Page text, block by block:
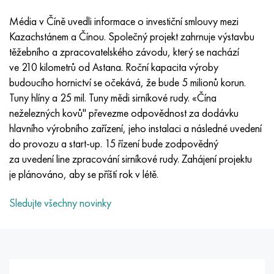
Média v Číně uvedli informace o investiční smlouvy mezi
Kazachstánem a Čínou. Společný projekt zahrnuje výstavbu
těžebního a zpracovatelského závodu, který se nachází
ve 210 kilometrů od Astana. Roční kapacita výroby
budoucího hornictví se očekává, že bude 5 milionů korun.
Tuny hlíny a 25 mil. Tuny mědi sirníkové rudy. «Čína
neželezných kovů" převezme odpovědnost za dodávku
hlavního výrobního zařízení, jeho instalaci a následné uvedení
do provozu a start-up. 15 řízení bude zodpovědný
za uvedení line zpracování sirníkové rudy. Zahájení projektu
je plánováno, aby se příští rok v létě.
Sledujte všechny novinky
incotest
Jette M152
Kobalt 6B
maraging 250
René 41
47НХР
49 KF
49K2F, 49K2FA-VI
Slitina 50N
Slitina 50NP
HN62MVKYU
HN63 MB
XN65VM
KhN65VMTYu
KhN67MVTYu
PT-1M
PT-3V
PT-7M
2B
SPT-2 sv
Slitina Al6xn
15-7Ph® - 1,4532
PH 13-8 Po - 1,4534
1,4542 - 17-4Ph®
Custom 455® - 1.4543 - uns s45500
10X18N18Yu4D
11X11N2V2MF
12Х18Н9Т
13X11N2V2MF
15x11mf
Silikonový hliníkový bronz
CW301G, C64200
křemíkový bronz
C65500, CuAl11Fe3
C65620, CuSi3Fe2Zn3
C84400, CuSn2ZnPb
C83600, CuSn5ZnPb
Legovaná konstrukční ocel
10g2, 10g2, AISI 1513
12X2H4A, 15NiCr13, 1,5752
AC14, 11SMnPb30
20G, 20mn5
Р6М5К5, 1,3243, hs6-5-2-5
R6M5F3, 1,3344, hs6-5-3
Р9М4К8,1,3207
R12F3, 1,3318, sw12
P18, 1,3355, hs18-0-1, sw18